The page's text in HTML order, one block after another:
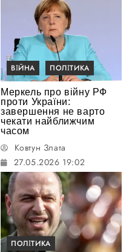
ВІЙНА ПОЛІТИКА
Меркель про війну РФ
проти України:
завершення не варто
чекати найближчим
часом
Ковтун Злата
27.05.2026 19:02
ПОЛІТИКА